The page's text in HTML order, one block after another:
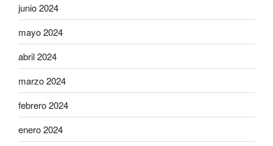
junio 2024
mayo 2024
abril 2024
marzo 2024
febrero 2024
enero 2024